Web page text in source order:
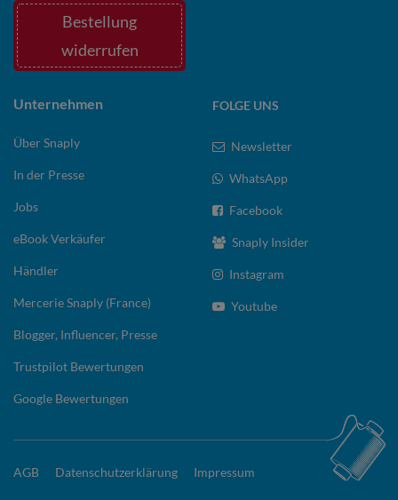
Bestellung
widerrufen
Unternehmen
Über Snaply
In der Presse
Jobs
eBook Verkäufer
Händler
Mercerie Snaply (France)
Blogger, Influencer, Presse
Trustpilot Bewertungen
Google Bewertungen
FOLGE UNS
Newsletter
WhatsApp
Facebook
Snaply Insider
Instagram
Youtube
AGB Datenschutzerklärung Impressum